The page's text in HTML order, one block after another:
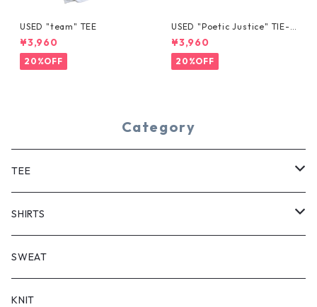
USED "team" TEE
¥3,960
20%OFF
USED "Poetic Justice" TIE-D
YE TEE
¥3,960
20%OFF
Category
TEE
SHORT SLEEVE
LONG SLEEVE
SHIRTS
SHORT SLEEVE
LONG SLEEVE
SWEAT
KNIT